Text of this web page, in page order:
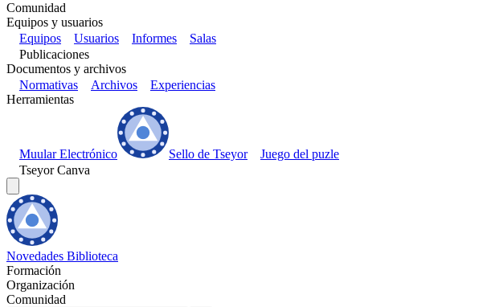
Comunidad
Equipos y usuarios
Equipos
Usuarios Informes
Salas
Publicaciones
Documentos y archivos
Normativas
Archivos
Experiencias
Herramientas
Muular Electrónico Sello de Tseyor
Juego del puzle
Tseyor Canva
Novedades Biblioteca
Formación
Organización
Comunidad